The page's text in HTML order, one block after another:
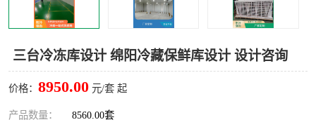
三台冷冻库设计 绵阳冷藏保鲜库设计 设计咨询
价格： 8950.00 元/套 起
产品数量： 8560.00套
内江冷库，内江冻库 宜宾冷库，宜宾冻库设备